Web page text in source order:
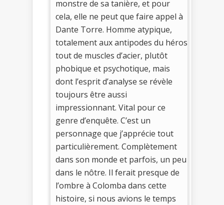
monstre de sa tanière, et pour
cela, elle ne peut que faire appel à
Dante Torre. Homme atypique,
totalement aux antipodes du héros
tout de muscles d’acier, plutôt
phobique et psychotique, mais
dont l’esprit d’analyse se révèle
toujours être aussi
impressionnant. Vital pour ce
genre d’enquête. C’est un
personnage que j’apprécie tout
particulièrement. Complètement
dans son monde et parfois, un peu
dans le nôtre. Il ferait presque de
l’ombre à Colomba dans cette
histoire, si nous avions le temps